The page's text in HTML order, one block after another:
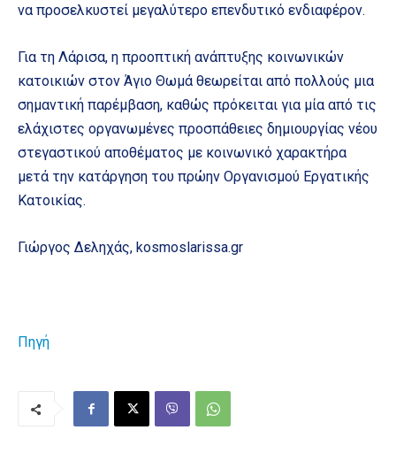
να προσελκυστεί μεγαλύτερο επενδυτικό ενδιαφέρον.
Για τη Λάρισα, η προοπτική ανάπτυξης κοινωνικών
κατοικιών στον Άγιο Θωμά θεωρείται από πολλούς μια
σημαντική παρέμβαση, καθώς πρόκειται για μία από τις
ελάχιστες οργανωμένες προσπάθειες δημιουργίας νέου
στεγαστικού αποθέματος με κοινωνικό χαρακτήρα
μετά την κατάργηση του πρώην Οργανισμού Εργατικής
Κατοικίας.
Γιώργος Δεληχάς, kosmoslarissa.gr
Πηγή